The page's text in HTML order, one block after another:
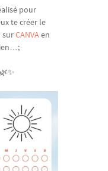
pour
te créer le
surCANVAen